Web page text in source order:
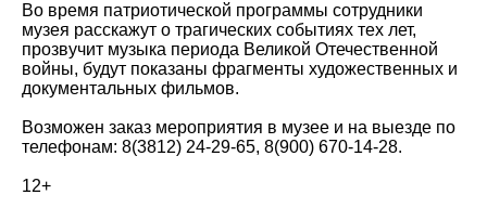
Во время патриотической программы сотрудники
музея расскажут о трагических событиях тех лет,
прозвучит музыка периода Великой Отечественной
войны, будут показаны фрагменты художественных и
документальных фильмов.
Возможен заказ мероприятия в музее и на выезде по
телефонам: 8(3812) 24-29-65, 8(900) 670-14-28.
12+